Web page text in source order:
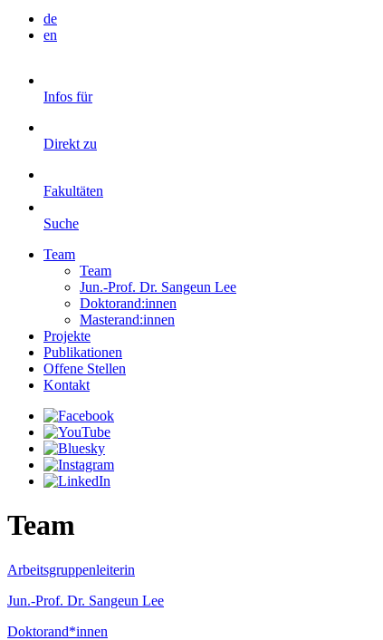
de
en
Infos für
Direkt zu
Fakultäten
Suche
Team
Team
Jun.-Prof. Dr. Sangeun Lee
Doktorand:innen
Masterand:innen
Projekte
Publikationen
Offene Stellen
Kontakt
Team
Arbeitsgruppenleiterin
Jun.-Prof. Dr. Sangeun Lee
Doktorand*innen